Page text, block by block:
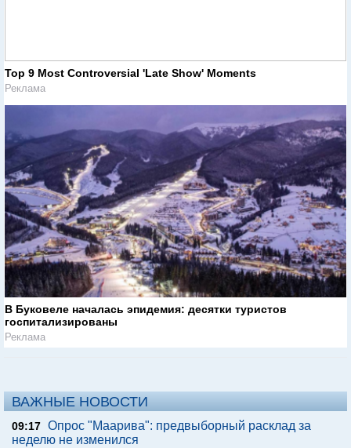
Top 9 Most Controversial 'Late Show' Moments
Реклама
В Буковеле началась эпидемия: десятки туристов
госпитализированы
Реклама
ВАЖНЫЕ НОВОСТИ
09:17 Опрос "Mаарива": предвыборный расклад за
неделю не изменился